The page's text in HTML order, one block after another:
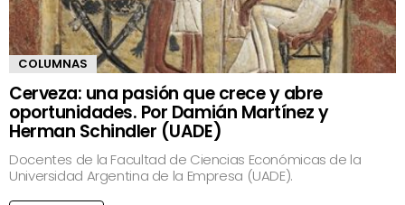
COLUMNAS
Cerveza: una pasión que crece y abre
oportunidades. Por Damián Martínez y
Herman Schindler (UADE)
Docentes de la Facultad de Ciencias Económicas de la
Universidad Argentina de la Empresa (UADE).